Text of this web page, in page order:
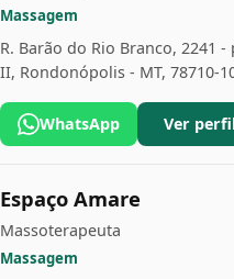
Massagem
R. Barão do Rio Branco, 2241
II, Rondonópolis - MT, 78710-
WhatsApp Ver
Espaço Amare
Massoterapeuta
Massagem